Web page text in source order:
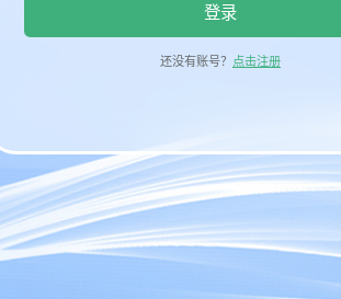
登录
还没有账号？ 点击注册